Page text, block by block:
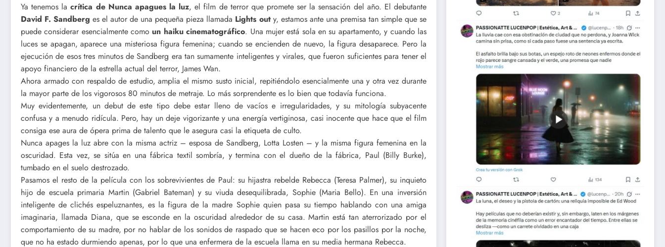
Ya tenemos lacrítica de Nunca apagues la luz, el film de terror que promete ser la sensación del año. El debutante
David F. Sandberg es el autor de una pequeña pieza llamada Lights outy, estamos ante una premisa tan simple que se
puede considerar esencialmente como un haiku cinematográfico. Una mujer está sola en su apartamento, y cuando las
luces se apagan, aparece una misteriosa figura femenina; cuando se encienden de nuevo, la figura desaparece. Pero la
ejecución de esos tres minutos de Sandberg era tan sumamente inteligentes y virales, que fueron suficientes para tener el
apoyo financiero de la estrella actual del terror, James Wan.
Ahora armado con respaldo de estudio, amplia el mismo susto inicial, repitiéndolo esencialmente una y otra vez durante
la mayor parte de los vigorosos 80 minutos de metraje. Lo más sorprendente es lo bien que todavía funciona.
Muy evidentemente, un debut de este tipo debe estar lleno de vacíos e irregularidades, y su mitología subyacente
confusa y a menudo ridícula. Pero, hay un deje vigorizante y una energía vertiginosa, casi inocente que hace que el film
consiga ese aura de ópera prima de talento que le asegura casi la etiqueta de culto.
Nunca apages la luz abre con la misma actriz – esposa de Sandberg, Lotta Losten – y la misma figura femenina en la
oscuridad. Esta vez, se sitúa en una fábrica textil sombría, y termina con el dueño de la fábrica, Paul (Billy Burke),
tumbado en el suelo destrozado.
Pasamos el resto de la película con los sobrevivientes de Paul: su hijastra rebelde Rebecca (Teresa Palmer), su inquieto
hijo de escuela primaria Martin (Gabriel Bateman) y su viuda desequilibrada, Sophie (Maria Bello). En una inversión
inteligente de clichés espeluznantes, es la figura de la madre Sophie quien pasa su tiempo hablando con una amiga
imaginaria, llamada Diana, que se esconde en la oscuridad alrededor de su casa. Martin está tan aterrorizado por el
comportamiento de su madre, por no hablar de los sonidos de raspado que se hacen eco por los pasillos por la noche,
que no ha estado durmiendo apenas, por lo que una enfermera de la escuela llama en su media hermana Rebecca.